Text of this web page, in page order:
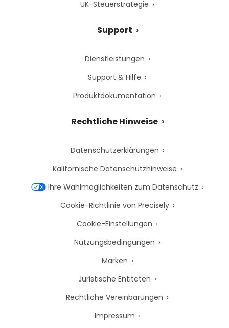
UK-Steuerstrategie
Support
Dienstleistungen
Support & Hilfe
Produktdokumentation
Rechtliche Hinweise
Datenschutzerklärungen
Kalifornische Datenschutzhinweise
Ihre Wahlmöglichkeiten zum Datenschutz
Cookie-Richtlinie von Precisely
Cookie-Einstellungen
Nutzungsbedingungen
Marken
Juristische Entitäten
Rechtliche Vereinbarungen
Impressum